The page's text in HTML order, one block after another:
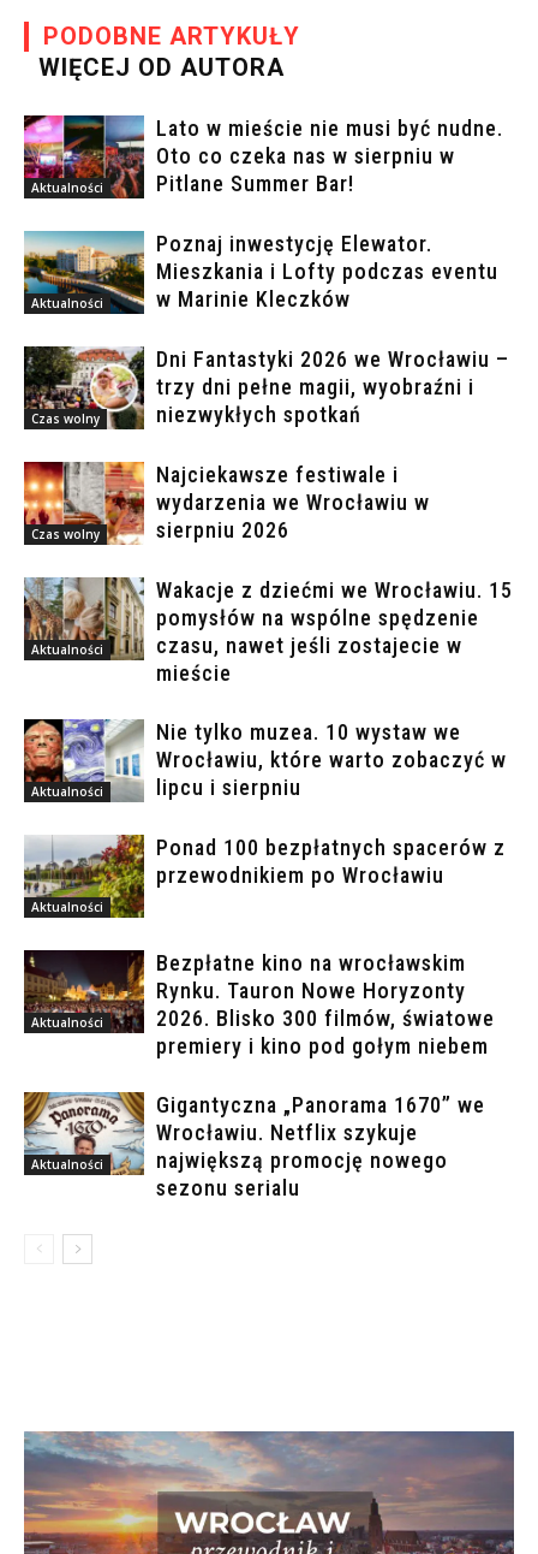
PODOBNE ARTYKUŁY
WIĘCEJ OD AUTORA
Aktualności
Lato w mieście nie musi być nudne.
Oto co czeka nas w sierpniu w
Pitlane Summer Bar!
Aktualności
Poznaj inwestycję Elewator.
Mieszkania i Lofty podczas eventu
w Marinie Kleczków
Czas wolny
Dni Fantastyki 2026 we Wrocławiu –
trzy dni pełne magii, wyobraźni i
niezwykłych spotkań
Czas wolny
Najciekawsze festiwale i
wydarzenia we Wrocławiu w
sierpniu 2026
Aktualności
Wakacje z dziećmi we Wrocławiu. 15
pomysłów na wspólne spędzenie
czasu, nawet jeśli zostajecie w
mieście
Aktualności
Nie tylko muzea. 10 wystaw we
Wrocławiu, które warto zobaczyć w
lipcu i sierpniu
Aktualności
Ponad 100 bezpłatnych spacerów z
przewodnikiem po Wrocławiu
Aktualności
Bezpłatne kino na wrocławskim
Rynku. Tauron Nowe Horyzonty
2026. Blisko 300 filmów, światowe
premiery i kino pod gołym niebem
Aktualności
Gigantyczna „Panorama 1670” we
Wrocławiu. Netflix szykuje
największą promocję nowego
sezonu serialu